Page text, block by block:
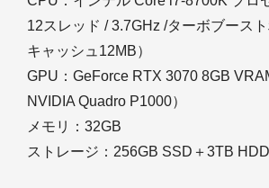
12スレッド / 3.7GHz /ターボブース
キャッシュ12MB）
GPU：GeForce RTX 3070 8GB
NVIDIA Quadro P1000）
メモリ：32GB
ストレージ：256GB SSD＋3TB HDD